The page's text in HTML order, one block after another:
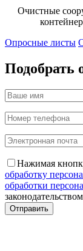
Очистные
Опросные листы
Подобрать
Нажимая
обработку
обработки